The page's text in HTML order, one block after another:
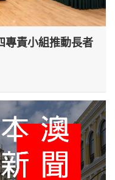
專責小組推動長者